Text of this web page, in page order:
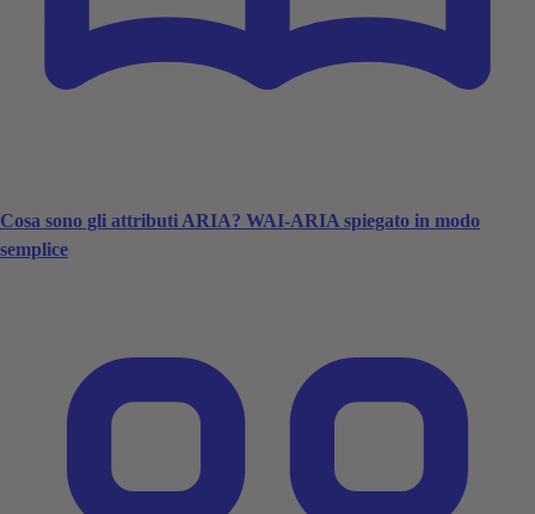
Cosa sono gli attributi ARIA? WAI-ARIA spiegato in modo
semplice